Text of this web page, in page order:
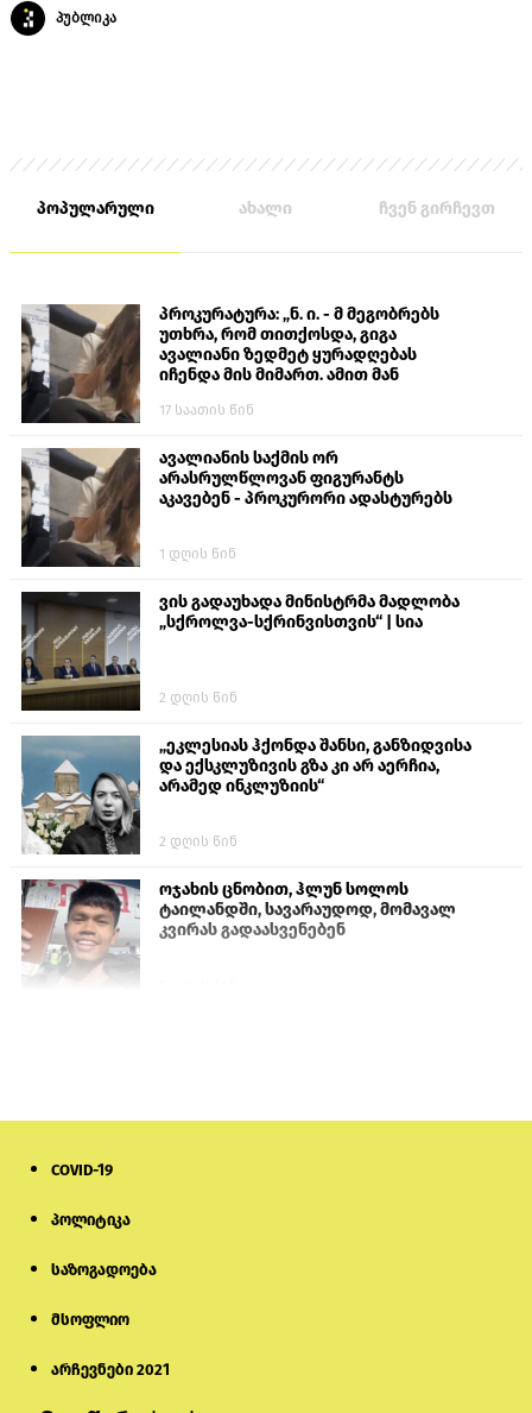
პუბლიკა
პოპულარული ახალი ჩვენ გირჩევთ
პროკურატურა: „ნ. ი. - მ მეგობრებს
უთხრა, რომ თითქოსდა, გიგა
ავალიანი ზედმეტ ყურადღებას
იჩენდა მის მიმართ. ამით მან
თავს დასხმოდა გიგა ავალიანს“
17 საათის წინ
ავალიანის საქმის ორ
არასრულწლოვან ფიგურანტს
აკავებენ - პროკურორი ადასტურებს
1 დღის წინ
ვის გადაუხადა მინისტრმა მადლობა
„სქროლვა-სქრინვისთვის“ | სია
2 დღის წინ
„ეკლესიას ჰქონდა შანსი, განზიდვისა
და ექსკლუზივის გზა კი არ აერჩია,
არამედ ინკლუზიის“
2 დღის წინ
ოჯახის ცნობით, ჰლუნ სოლოს
ტაილანდში, სავარაუდოდ, მომავალ
კვირას გადაასვენებენ
და საბოტაჟის მუხლებით გამოძიება
დაიწყო
COVID-19
პოლიტიკა
საზოგადოება
მსოფლიო
არჩევნები 2021